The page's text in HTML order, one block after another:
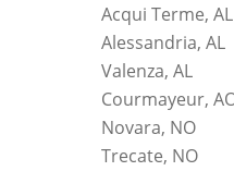
Acqui Terme, AL
Alessandria, AL
Valenza, AL
Courmayeur,
Novara, NO
Trecate, NO